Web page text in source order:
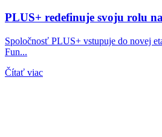
PLUS+ redefinuje svoju rolu
Spoločnosť PLUS+ vstupuje do novej
Fun...
Čítať viac